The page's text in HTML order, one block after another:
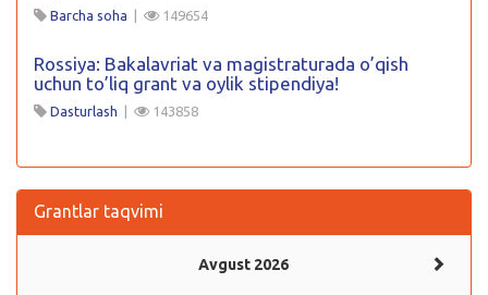
Barcha soha 149654
Rossiya: Bakalavriat va magistraturada o’qish
uchun to’liq grant va oylik stipendiya!
Dasturlash 143858
Grantlar taqvimi
Avgust 2026